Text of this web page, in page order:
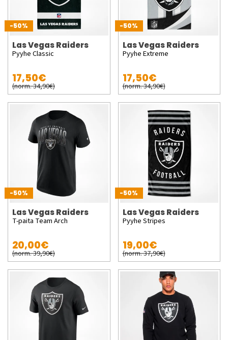
-50%
Las Vegas Raiders
Pyyhe Classic
17,50€
(norm. 34,90€)
-50%
Las Vegas Raiders
Pyyhe Extreme
17,50€
(norm. 34,90€)
-50%
Las Vegas Raiders
T-paita Team Arch
20,00€
(norm. 39,90€)
-50%
Las Vegas Raiders
Pyyhe Stripes
19,00€
(norm. 37,90€)